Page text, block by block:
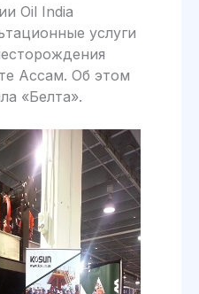
Oil India
услуги
Ассам. Об этом
«Белта».